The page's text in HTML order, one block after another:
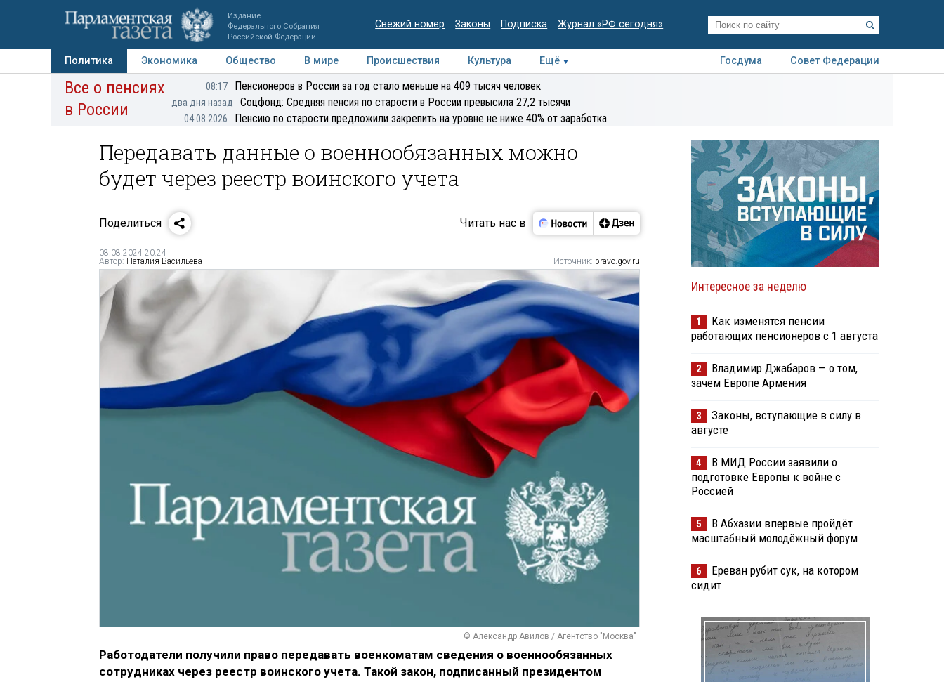
Издание
Федерального Собрания
Российской Федерации
Свежий номер Законы Подписка Журнал «РФ сегодня»
Политика Экономика Общество В мире Происшествия Культура Ещё Госдума
Совет Федерации
Авторы Персоны Мнения Регионы Медиацентр Интервью Колумнисты
Все о пенсиях
в России
08:17 Пенсионеров в России за год стало меньше на 409 тысяч человек
два дня назад Соцфонд: Средняя пенсия по старости в России превысила 27,2 тысячи
04.08.2026 Пенсию по старости предложили закрепить на уровне не ниже 40% от заработка
Передавать данные о военнообязанных можно
будет через реестр воинского учета
Поделиться Читать нас в
08.08.2024 20:24
Автор: Наталия Васильева Источник: pravo.gov.ru
© Александр Авилов / Агентство "Москва"
Работодатели получили право передавать военкоматам сведения о военнообязанных
сотрудниках через реестр воинского учета. Такой закон, подписанный президентом
Интересное за неделю
1
Как изменятся пенсии
работающих пенсионеров с 1 августа
2
Владимир Джабаров — о том,
зачем Европе Армения
3
Законы, вступающие в силу в
августе
4
В МИД России заявили о
подготовке Европы к войне с
Россией
5
В Абхазии впервые пройдёт
масштабный молодёжный форум
6
Ереван рубит сук, на котором
сидит